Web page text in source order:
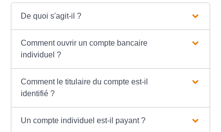
De quoi s'agit-il ?
Comment ouvrir un compte bancaire
individuel ?
Comment le titulaire du compte est-il
identifié ?
Un compte individuel est-il payant ?